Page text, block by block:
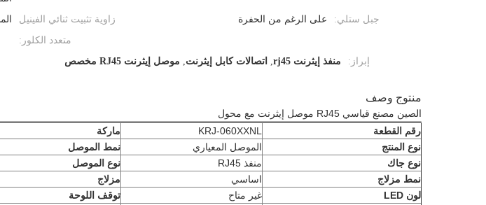
جبل ستلي:
على الرغم من الحفرة
زاوية تثبيت ثنائي الفينيل
متعدد الكلور:
إبراز: منفذ إيثرنت rj45 , اتصالات كابل إيثرنت, موصل إيثرنت RJ45 مخصص
منتوج وصف
الصين مصنع قياسي RJ45 موصل إيثرنت مع محول
رقم القطعة
KRJ-060XXNL ماركة
نوع المنتج
الموصل المعياري نمط الموصل
نوع جاك
منفذ RJ45 نوع الموصل
نمط مزلاج
اساسي مزلاج
لون LED
غير متاح توقف اللوحة